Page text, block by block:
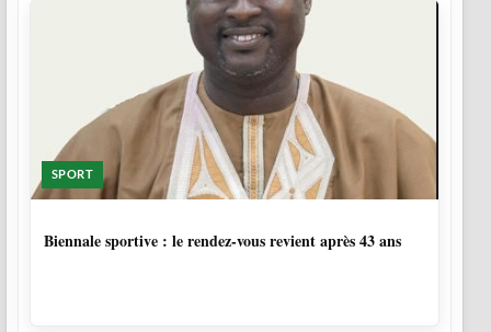
SPORT
Biennale sportive : le rendez-vous revient après 43 ans